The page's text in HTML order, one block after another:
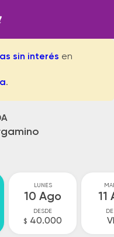
sin interés en
.
LUNES
10 Ago
DESDE
$ 40.000
11